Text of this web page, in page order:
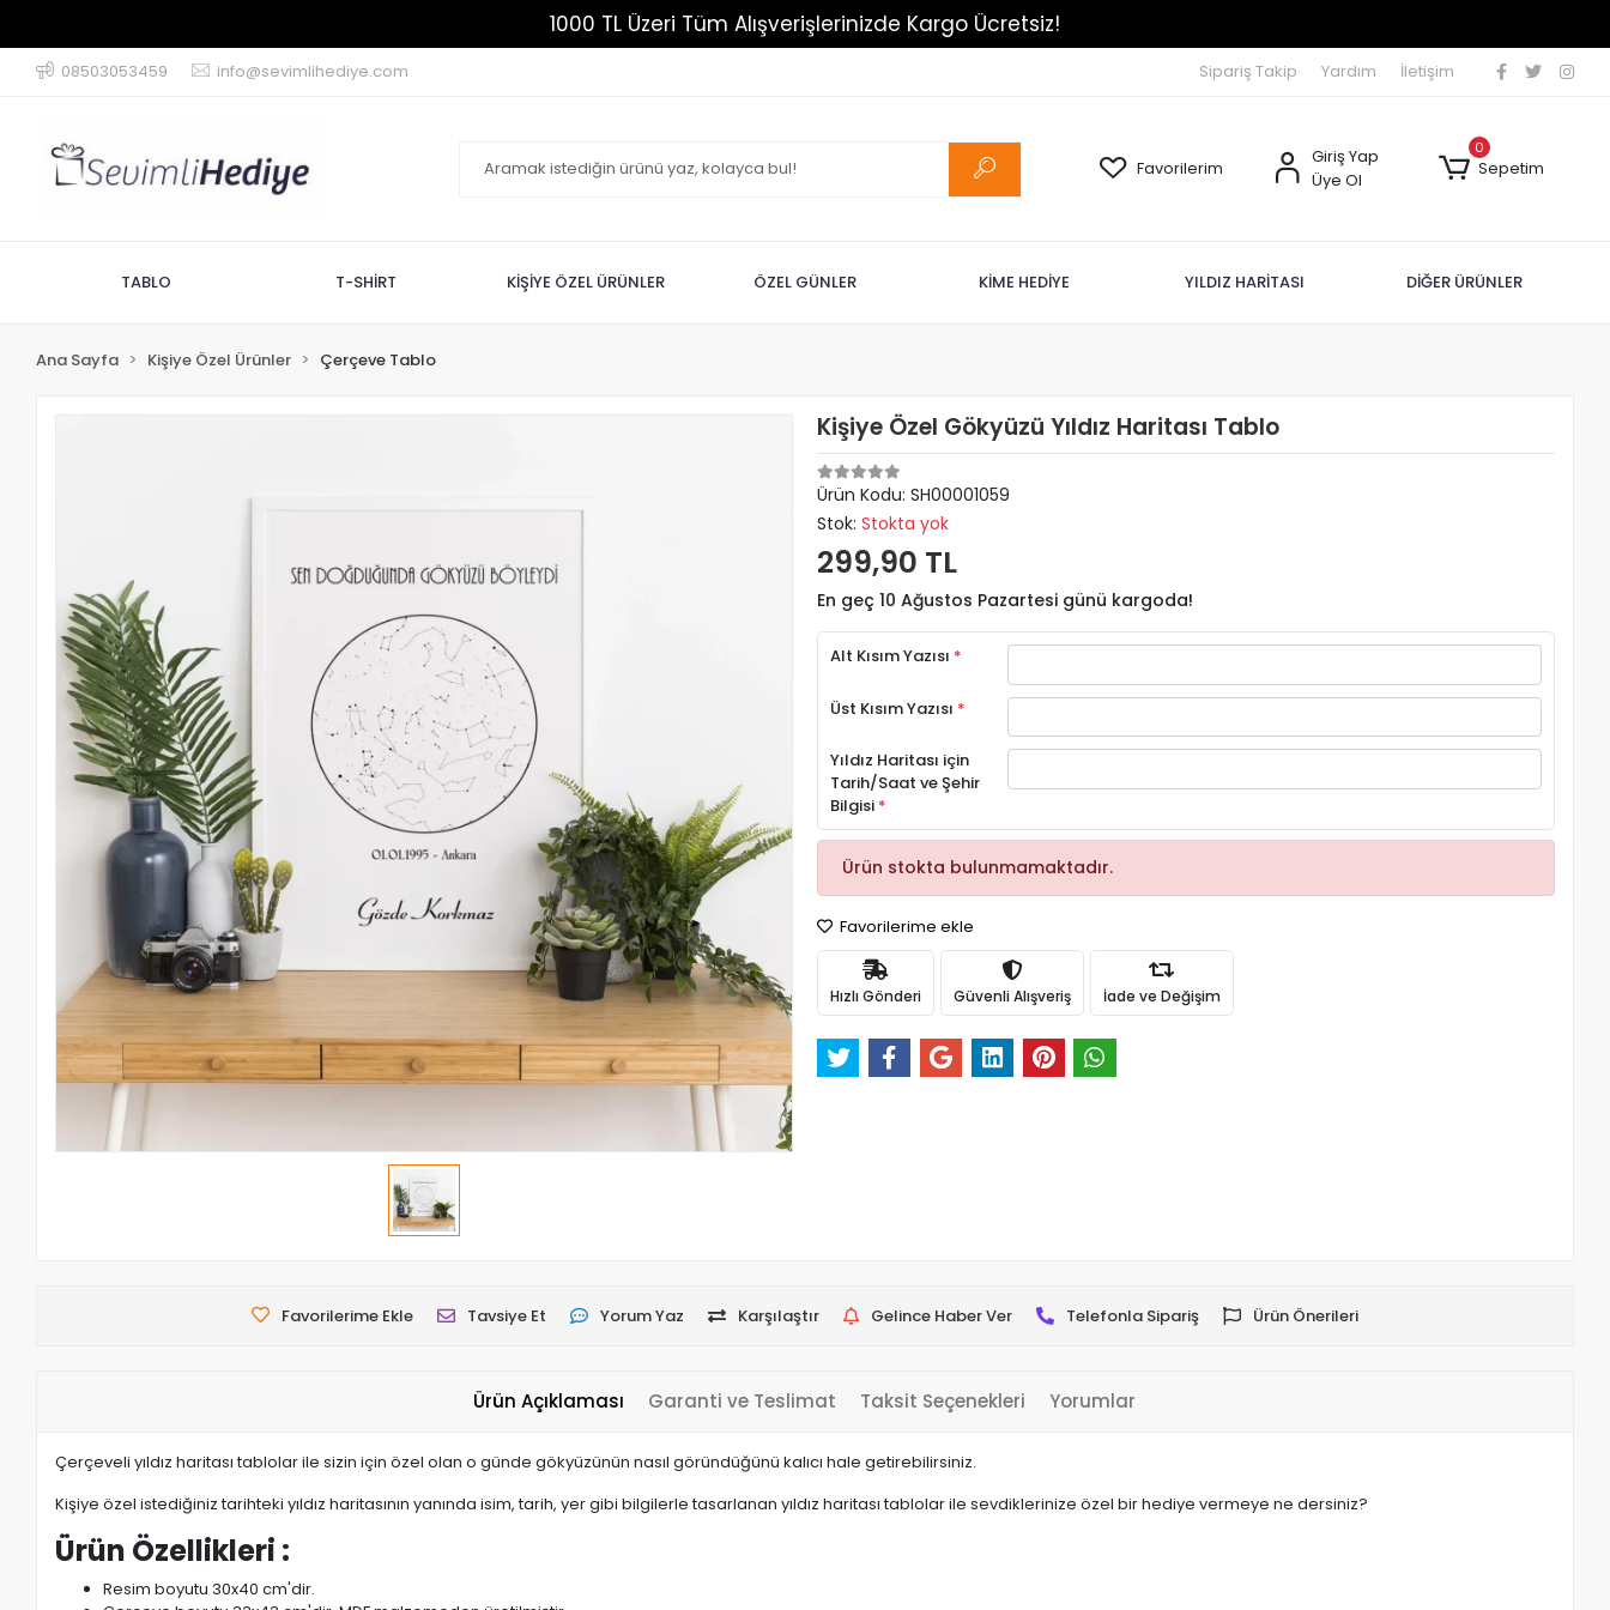
1000 TL Üzeri Tüm Alışverişlerinizde Kargo Ücretsiz!
08503053459 info@sevimlihediye.com Sipariş Takip Yardım İletişim
Favorilerim
Giriş Yap
Üye Ol
0
Sepetim
TABLO T-SHİRT KİŞİYE ÖZEL ÜRÜNLER ÖZEL GÜNLER KİME HEDİYE YILDIZ HARİTASI DİĞER ÜRÜNLER
Ana Sayfa Kişiye Özel Ürünler Çerçeve Tablo
Kişiye Özel Gökyüzü Yıldız Haritası Tablo
Ürün Kodu: SH00001059
Stok: Stokta yok
299,90 TL
En geç 10 Ağustos Pazartesi günü kargoda!
Alt Kısım Yazısı *
Üst Kısım Yazısı *
Yıldız Haritası için
Tarih/Saat ve Şehir
Bilgisi *
Ürün stokta bulunmamaktadır.
Favorilerime ekle
Hızlı Gönderi Güvenli Alışveriş İade ve Değişim
Favorilerime Ekle Tavsiye Et Yorum Yaz Karşılaştır Gelince Haber Ver Telefonla Sipariş Ürün Önerileri
Ürün Açıklaması Garanti ve Teslimat Taksit Seçenekleri Yorumlar
Çerçeveli yıldız haritası tablolar ile sizin için özel olan o günde gökyüzünün nasıl göründüğünü kalıcı hale getirebilirsiniz.
Kişiye özel istediğiniz tarihteki yıldız haritasının yanında isim, tarih, yer gibi bilgilerle tasarlanan yıldız haritası tablolar ile sevdiklerinize özel bir hediye vermeye ne dersiniz?
Ürün Özellikleri :
Resim boyutu 30x40 cm'dir.